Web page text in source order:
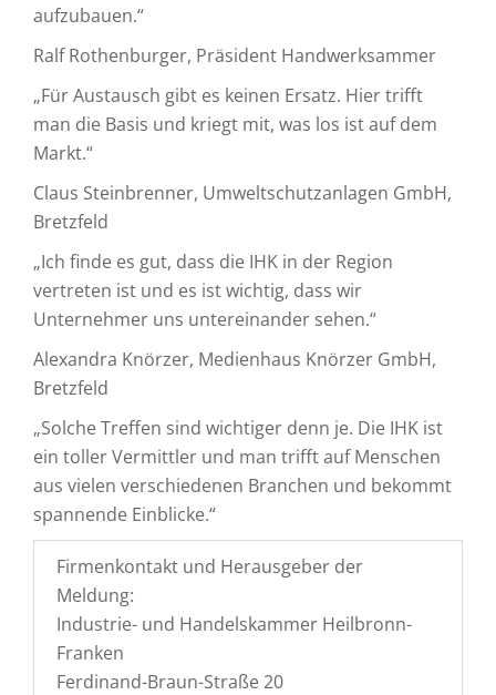
aufzubauen.“
Ralf Rothenburger, Präsident Handwerksammer
„Für Austausch gibt es keinen Ersatz. Hier trifft
man die Basis und kriegt mit, was los ist auf dem
Markt.“
Claus Steinbrenner, Umweltschutzanlagen GmbH,
Bretzfeld
„Ich finde es gut, dass die IHK in der Region
vertreten ist und es ist wichtig, dass wir
Unternehmer uns untereinander sehen.“
Alexandra Knörzer, Medienhaus Knörzer GmbH,
Bretzfeld
„Solche Treffen sind wichtiger denn je. Die IHK ist
ein toller Vermittler und man trifft auf Menschen
aus vielen verschiedenen Branchen und bekommt
spannende Einblicke.“
Firmenkontakt und Herausgeber der
Meldung:
Industrie- und Handelskammer Heilbronn-
Franken
Ferdinand-Braun-Straße 20